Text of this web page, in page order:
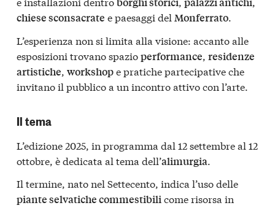
chiese sconsacrate e paesaggi del Monferrato.
L’esperienza non si limita alla visione: accanto alle
esposizioni trovano spazioperformance, residenze
artistiche, workshope pratiche partecipative che
invitano il pubblico a un incontro attivo con l’arte.
Il tema
L’edizione 2025, in programma dal 12 settembre al 12
ottobre, è dedicata al tema dell’alimurgia.
Il termine, nato nel Settecento, indica l’uso delle
piante selvatiche commestibilicome risorsa in